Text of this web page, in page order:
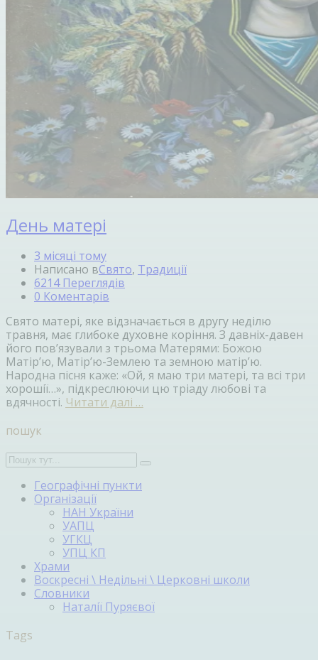
День матері
3 місяці тому
Написано вСвято, Традиції
6214 Переглядів
0 Коментарів
Свято матері, яке відзначається в другу неділю
травня, має глибоке духовне коріння. З давніх-давен
його пов’язували з трьома Матерями: Божою
Матір’ю, Матір’ю-Землею та земною матір’ю.
Народна пісня каже: «Ой, я маю три матері, та всі три
хорошії…», підкреслюючи цю тріаду любові та
вдячності. Читати далі …
пошук
Географічні пункти
Організації
НАН України
УАПЦ
УГКЦ
УПЦ КП
Храми
Воскресні \ Недільні \ Церковні школи
Словники
Наталії Пуряєвої
Tags